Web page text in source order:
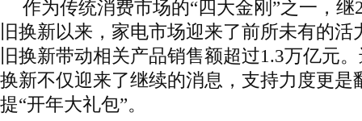
作为传统消费市场的“四大金刚”之一，
旧换新以来，家电市场迎来了前所未有的活
旧换新带动相关产品销售额超过1.3万亿元
换新不仅迎来了继续的消息，支持力度更是
提“开年大礼包”。